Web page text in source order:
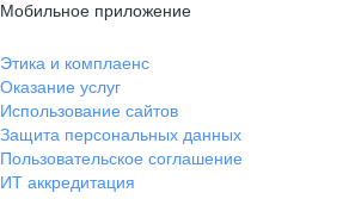
Мобильное приложение
Этика и комплаенс
Оказание услуг
Использование сайтов
Защита персональных данных
Пользовательское соглашение
ИТ аккредитация